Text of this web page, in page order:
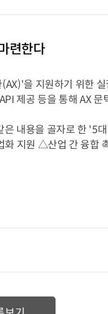
련한다
을 지원하기 위한
제공 등을 통해 AX
내용을 골자로 한 '5
화 지원 △산업 간 융합